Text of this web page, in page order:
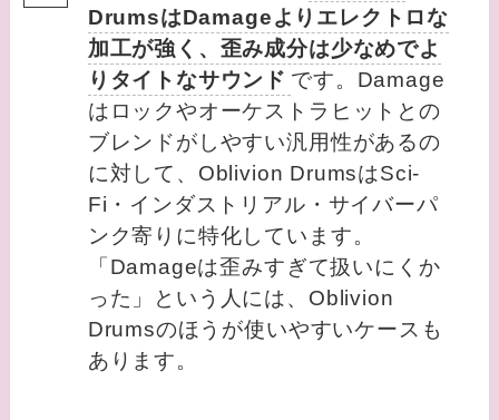
DrumsはDamageよりエレクトロな
加工が強く、歪み成分は少なめでよ
りタイトなサウンド です。Damage
はロックやオーケストラヒットとの
ブレンドがしやすい汎用性があるの
に対して、Oblivion DrumsはSci-
Fi・インダストリアル・サイバーパ
ンク寄りに特化しています。
「Damageは歪みすぎて扱いにくか
った」という人には、Oblivion
Drumsのほうが使いやすいケースも
あります。